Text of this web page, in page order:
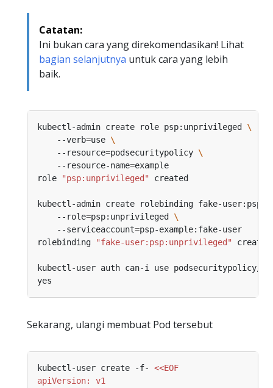
Catatan:
Ini bukan cara yang direkomendasikan! Lihat
bagian selanjutnya untuk cara yang lebih
baik.
kubectl-admin create role psp:unprivileged
    --verb
=use
    --resource
=podsecuritypolicy
    --resource-name
=
role
"psp:unprivileged"
kubectl-admin create rolebinding fake-
    --role
=psp:unprivileged
    --serviceaccount
=
rolebinding
"fake-user:psp:unprivileged"
Sekarang, ulangi membuat Pod tersebut
kubectl-user create -f-